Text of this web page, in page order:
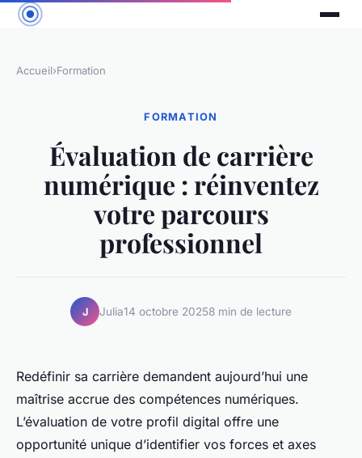
Accueil›Formation
FORMATION
Évaluation de carrière
numérique : réinventez
votre parcours
professionnel
J Julia14 octobre 20258 min de lecture
Redéfinir sa carrière demandent aujourd’hui une
maîtrise accrue des compétences numériques.
L’évaluation de votre profil digital offre une
opportunité unique d’identifier vos forces et axes